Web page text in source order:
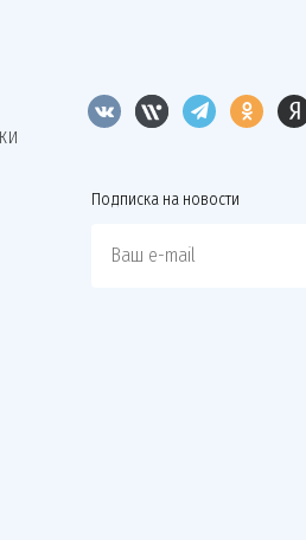
Подписка на новости
Ваш e-mail